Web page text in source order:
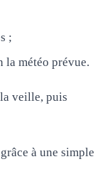
;
la météo prévue.
veille, puis
à une simple